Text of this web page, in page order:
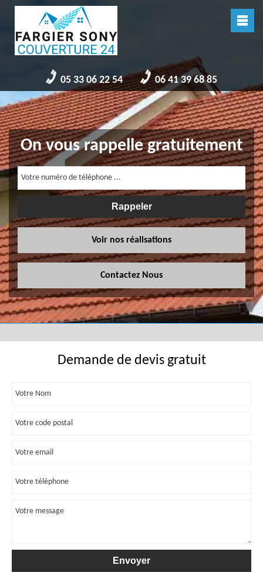
05 33 06 22 54 06 41 39 68 85
On vous rappelle gratuitement
Voir nos réalisations
Contactez Nous
Demande de devis gratuit